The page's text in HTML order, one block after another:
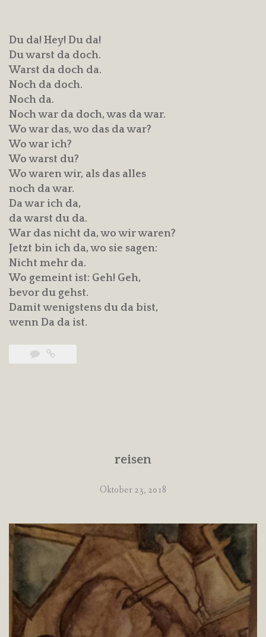
Du da! Hey! Du da!
Du warst da doch.
Warst da doch da.
Noch da doch.
Noch da.
Noch war da doch, was da war.
Wo war das, wo das da war?
Wo war ich?
Wo warst du?
Wo waren wir, als das alles
noch da war.
Da war ich da,
da warst du da.
War das nicht da, wo wir waren?
Jetzt bin ich da, wo sie sagen:
Nicht mehr da.
Wo gemeint ist: Geh! Geh,
bevor du gehst.
Damit wenigstens du da bist,
wenn Da da ist.
reisen
Oktober 23, 2018